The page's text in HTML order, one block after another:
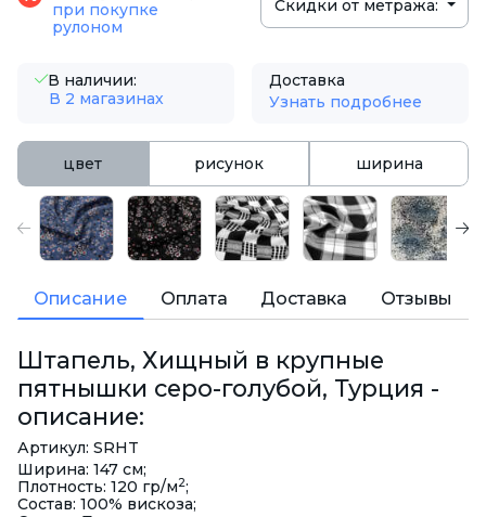
при покупке
рулоном
Скидки от метража:
В наличии:
В 2 магазинах
Доставка
Узнать подробнее
цвет рисунок ширина
Описание Оплата Доставка Отзывы
Штапель, Хищный в крупные
пятнышки серо-голубой, Турция -
описание:
Артикул: SRHT
Ширина: 147 см;
Плотность: 120 гр/м2;
Состав: 100% вискоза;